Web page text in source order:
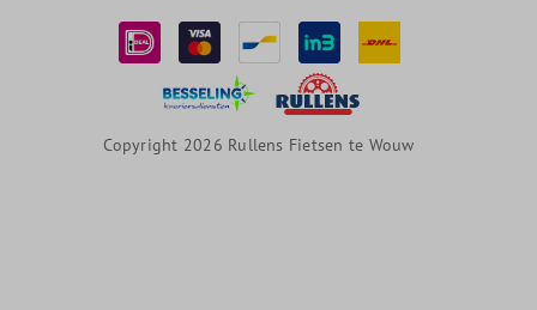
Copyright 2026 Rullens Fietsen te Wouw